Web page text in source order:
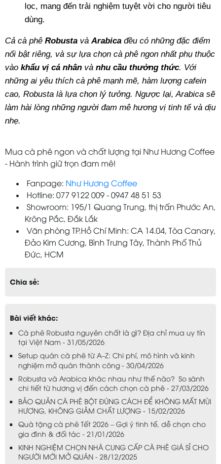
lọc, mang đến trải nghiệm tuyệt vời cho người tiêu
dùng.
Cả cà phê Robusta và Arabica đều có những đặc điểm
nổi bật riêng, và sự lựa chọn cà phê ngon nhất phụ thuộc
vào khẩu vị cá nhân và nhu cầu thưởng thức. Với
những ai yêu thích cà phê mạnh mẽ, hàm lượng cafein
cao, Robusta là lựa chọn lý tưởng. Ngược lại, Arabica sẽ
làm hài lòng những người đam mê hương vị tinh tế và dịu
nhẹ.
Mua cà phê ngon và chất lượng tại Như Hương Coffee
- Hành trình giữ trọn đam mê!
Fanpage: Như Hương Coffee
Hotline: 077 9122 009 - 0947 48 51 53
Showroom: 195/1 Quang Trung, thị trấn Phước An,
Krông Pắc, Đắk Lắk
Văn phòng TP.Hồ Chí Minh: CA 14.04, Tòa Canary,
Đảo Kim Cương, Bình Trưng Tây, Thành Phố Thủ
Đức, HCM
Chia sẻ:
Bài viết khác:
Cà phê Robusta nguyên chất là gì? Địa chỉ mua uy tín
tại Việt Nam - 31/05/2026
Setup quán cà phê từ A–Z: Chi phí, mô hình và kinh
nghiệm mở quán thành công - 30/04/2026
Robusta và Arabica khác nhau như thế nào? So sánh
chi tiết từ hương vị đến cách chọn cà phê - 27/03/2026
BẢO QUẢN CÀ PHÊ BỘT ĐÚNG CÁCH ĐỂ KHÔNG MẤT MÙI
HƯƠNG, KHÔNG GIẢM CHẤT LƯỢNG - 15/02/2026
Quà tặng cà phê Tết 2026 – Gợi ý tinh tế, dễ chọn cho
gia đình & đối tác - 21/01/2026
KINH NGHIỆM CHỌN NHÀ CUNG CẤP CÀ PHÊ GIÁ SỈ CHO
NGƯỜI MỚI MỞ QUÁN - 28/12/2025